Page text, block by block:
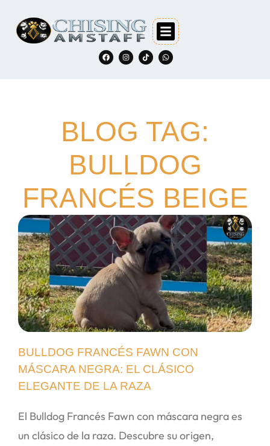
BLOG TAG:
BULLDOG
FRANCÉS BEIGE
BULLDOG FRANCÉS FAWN CON
MÁSCARA NEGRA: EL CLÁSICO
ELEGANTE DE LA RAZA
El Bulldog Francés Fawn con máscara negra es
un clásico de la raza. Descubre su origen,